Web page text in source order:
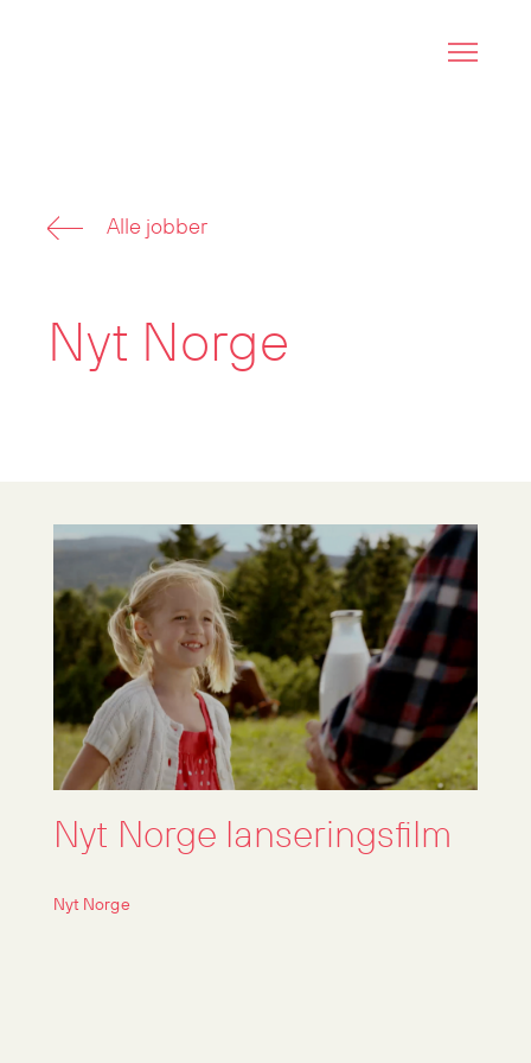
Alle jobber
Nyt Norge
Nyt Norge lanseringsfilm
Nyt Norge